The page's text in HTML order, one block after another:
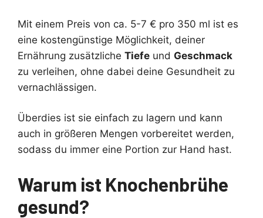
Mit einem Preis von ca. 5-7 € pro 350 ml ist es
eine kostengünstige Möglichkeit, deiner
Ernährung zusätzliche Tiefe und Geschmack
zu verleihen, ohne dabei deine Gesundheit zu
vernachlässigen.
Überdies ist sie einfach zu lagern und kann
auch in größeren Mengen vorbereitet werden,
sodass du immer eine Portion zur Hand hast.
Warum ist Knochenbrühe
gesund?